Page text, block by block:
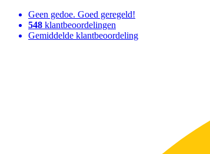
Geen gedoe. Goed geregeld!
548 klantbeoordelingen
Gemiddelde klantbeoordeling